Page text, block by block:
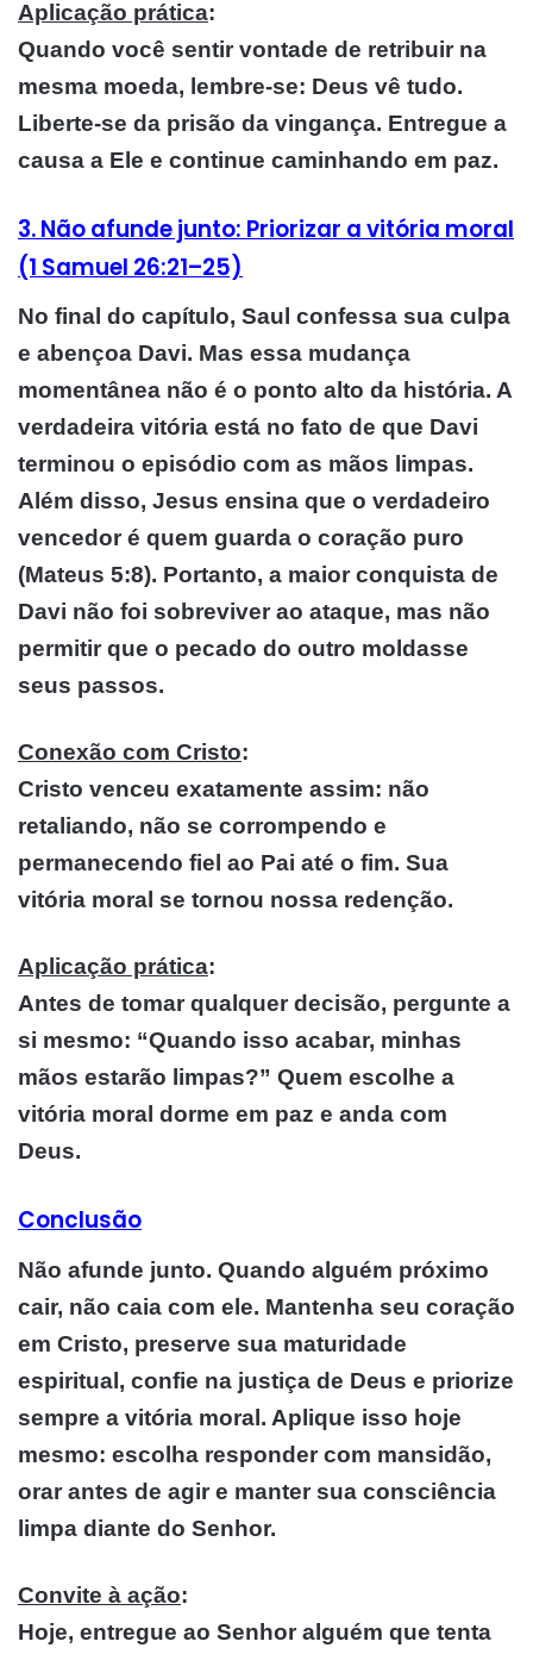
Aplicação prática:
Quando você sentir vontade de retribuir na
mesma moeda, lembre-se: Deus vê tudo.
Liberte-se da prisão da vingança. Entregue a
causa a Ele e continue caminhando em paz.
3. Não afunde junto: Priorizar a vitória moral
(1 Samuel 26:21–25)
No final do capítulo, Saul confessa sua culpa
e abençoa Davi. Mas essa mudança
momentânea não é o ponto alto da história. A
verdadeira vitória está no fato de que Davi
terminou o episódio com as mãos limpas.
Além disso, Jesus ensina que o verdadeiro
vencedor é quem guarda o coração puro
(Mateus 5:8). Portanto, a maior conquista de
Davi não foi sobreviver ao ataque, mas não
permitir que o pecado do outro moldasse
seus passos.
Conexão com Cristo:
Cristo venceu exatamente assim: não
retaliando, não se corrompendo e
permanecendo fiel ao Pai até o fim. Sua
vitória moral se tornou nossa redenção.
Aplicação prática:
Antes de tomar qualquer decisão, pergunte a
si mesmo: “Quando isso acabar, minhas
mãos estarão limpas?” Quem escolhe a
vitória moral dorme em paz e anda com
Deus.
Conclusão
Não afunde junto. Quando alguém próximo
cair, não caia com ele. Mantenha seu coração
em Cristo, preserve sua maturidade
espiritual, confie na justiça de Deus e priorize
sempre a vitória moral. Aplique isso hoje
mesmo: escolha responder com mansidão,
orar antes de agir e manter sua consciência
limpa diante do Senhor.
Convite à ação:
Hoje, entregue ao Senhor alguém que tenta